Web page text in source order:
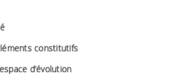
constitutifs
d’évolution